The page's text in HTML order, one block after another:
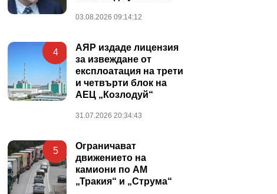
03.08.2026 09:14:12
4
АЯР издаде лицензия
за извеждане от
експлоатация на трети
и четвърти блок на
АЕЦ „Козлодуй“
31.07.2026 20:34:43
5
Ограничават
движението на
камиони по АМ
„Тракия“ и „Струма“